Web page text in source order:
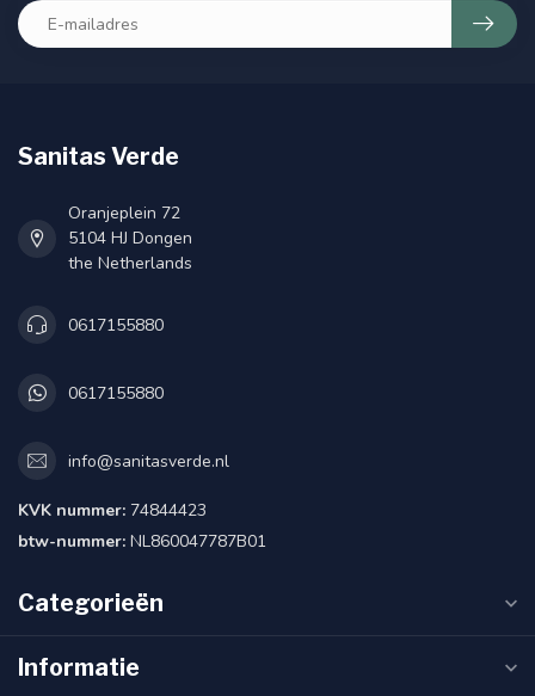
Sanitas Verde
Oranjeplein 72
5104 HJ Dongen
the Netherlands
0617155880
0617155880
info@sanitasverde.nl
KVK nummer: 74844423
btw-nummer: NL860047787B01
Categorieën
Informatie